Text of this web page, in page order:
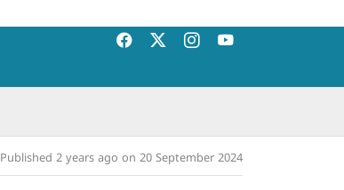
Published 2 years ago on 20 September 2024